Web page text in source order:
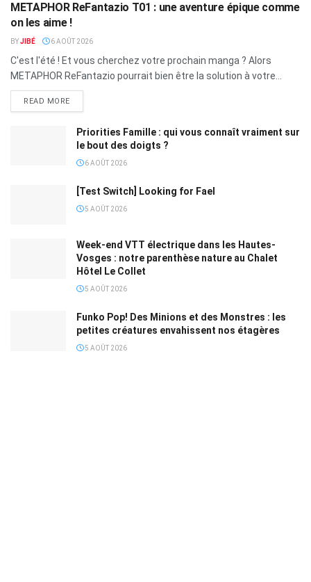
METAPHOR ReFantazio T01 : une aventure épique comme
on les aime !
BYJIBÉ 6 AOÛT 2026
C'est l'été ! Et vous cherchez votre prochain manga ? Alors
METAPHOR ReFantazio pourrait bien être la solution à votre...
READ MORE
Priorities Famille : qui vous connaît vraiment sur
le bout des doigts ?
6 AOÛT 2026
[Test Switch] Looking for Fael
5 AOÛT 2026
Week-end VTT électrique dans les Hautes-
Vosges : notre parenthèse nature au Chalet
Hôtel Le Collet
5 AOÛT 2026
Funko Pop! Des Minions et des Monstres : les
petites créatures envahissent nos étagères
5 AOÛT 2026